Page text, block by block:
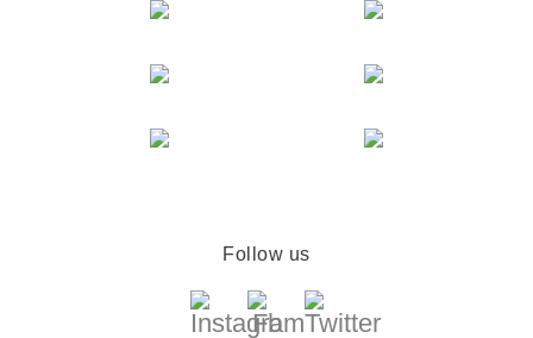
Follow us